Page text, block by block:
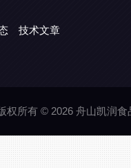
技术文章
权所有 © 2026 舟山凯润